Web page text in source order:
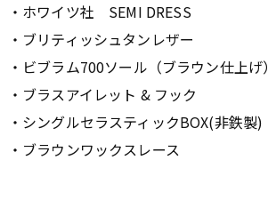
・ホワイツ社 SEMI DRESS
・ブリティッシュタンレザー
・ビブラム700ソール（ブラウン仕上げ）
・ブラスアイレット & フック
・シングルセラスティックBOX(非鉄製)
・ブラウンワックスレース